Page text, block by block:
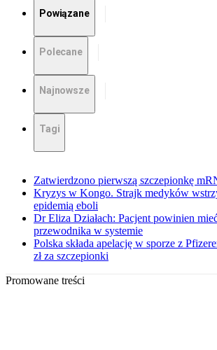
Powiązane
Polecane
Najnowsze
Tagi
Zatwierdzono pierwszą szczepionkę
Kryzys w Kongo. Strajk medyków
epidemią eboli
Dr Eliza Działach: Pacjent powinien
przewodnika w systemie
Polska składa apelację w sporze z
zł za szczepionki
Promowane treści